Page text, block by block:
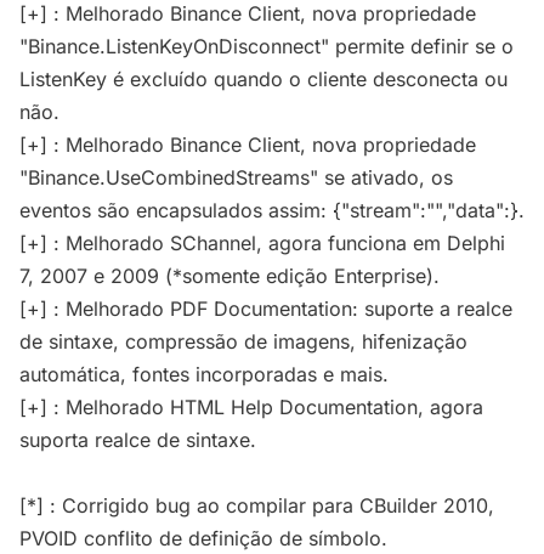
[+] : Melhorado Binance Client, nova propriedade
"Binance.ListenKeyOnDisconnect" permite definir se o
ListenKey é excluído quando o cliente desconecta ou
não.
[+] : Melhorado Binance Client, nova propriedade
"Binance.UseCombinedStreams" se ativado, os
eventos são encapsulados assim: {"stream":"","data":}.
[+] : Melhorado SChannel, agora funciona em Delphi
7, 2007 e 2009 (*somente edição Enterprise).
[+] : Melhorado PDF Documentation: suporte a realce
de sintaxe, compressão de imagens, hifenização
automática, fontes incorporadas e mais.
[+] : Melhorado HTML Help Documentation, agora
suporta realce de sintaxe.
[*] : Corrigido bug ao compilar para CBuilder 2010,
PVOID conflito de definição de símbolo.